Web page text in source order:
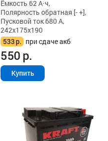
Ёмкость 62 А·ч,
Полярность обратная [- +],
Пусковой ток 680 А,
242x175x190
533р. при сдаче акб
550р.
Купить